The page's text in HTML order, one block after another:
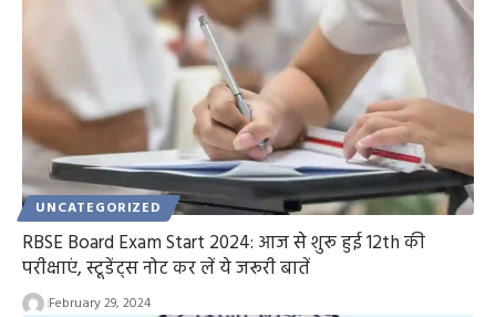
UNCATEGORIZED
RBSE Board Exam Start 2024: आज से शुरू हुई 12th की
परीक्षाएं, स्टूडेंट्स नोट कर लें ये जरूरी बातें
February 29, 2024